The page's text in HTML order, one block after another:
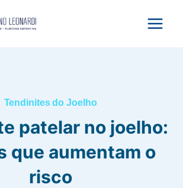
Tendinites do Joelho
patelar no joelho:
que aumentam o
risco